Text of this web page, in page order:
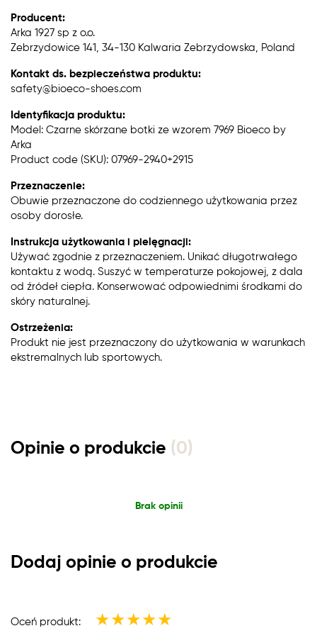
Producent:
Arka 1927 sp z o.o.
Zebrzydowice 141, 34-130 Kalwaria Zebrzydowska, Poland
Kontakt ds. bezpieczeństwa produktu:
safety@bioeco-shoes.com
Identyfikacja produktu:
Model: Czarne skórzane botki ze wzorem 7969 Bioeco by
Arka
Product code (SKU): 07969-2940+2915
Przeznaczenie:
Obuwie przeznaczone do codziennego użytkowania przez
osoby dorosłe.
Instrukcja użytkowania i pielęgnacji:
Używać zgodnie z przeznaczeniem. Unikać długotrwałego
kontaktu z wodą. Suszyć w temperaturze pokojowej, z dala
od źródeł ciepła. Konserwować odpowiednimi środkami do
skóry naturalnej.
Ostrzeżenia:
Produkt nie jest przeznaczony do użytkowania w warunkach
ekstremalnych lub sportowych.
Opinie o produkcie (0)
Brak opinii
Dodaj opinie o produkcie
Oceń produkt: ★★★★★